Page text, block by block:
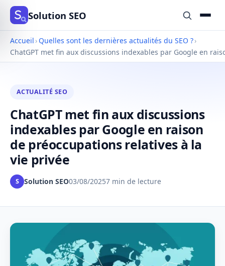
Solution SEO
Accueil › Quelles sont les dernières actualités du SEO ?›
ChatGPT met fin aux discussions indexables par Google en
ACTUALITÉ SEO
ChatGPT met fin aux discussions
indexables par Google en raison
de préoccupations relatives à la
vie privée
S Solution SEO03/08/20257 min de lecture